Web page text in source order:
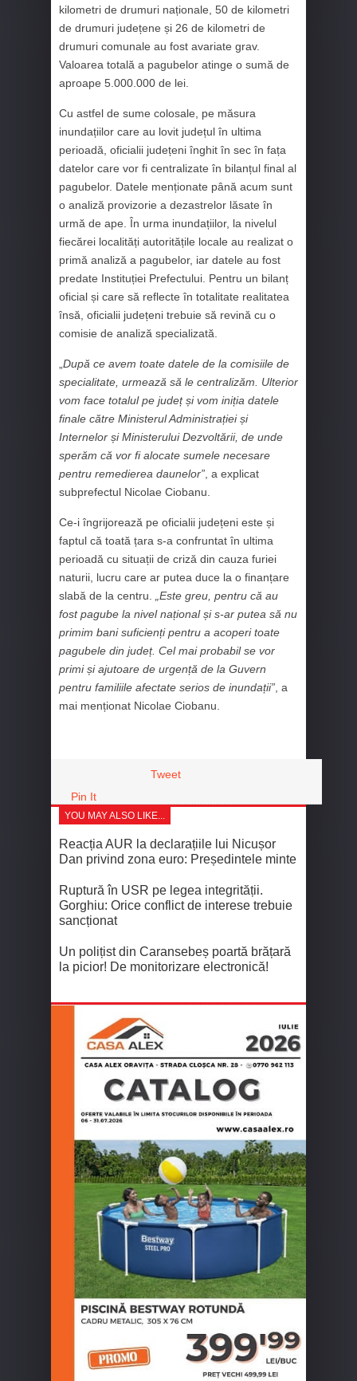
kilometri de drumuri naționale, 50 de kilometri
de drumuri județene și 26 de kilometri de
drumuri comunale au fost avariate grav.
Valoarea totală a pagubelor atinge o sumă de
aproape 5.000.000 de lei.
Cu astfel de sume colosale, pe măsura
inundațiilor care au lovit județul în ultima
perioadă, oficialii județeni înghit în sec în fața
datelor care vor fi centralizate în bilanțul final al
pagubelor. Datele menționate până acum sunt
o analiză provizorie a dezastrelor lăsate în
urmă de ape. În urma inundațiilor, la nivelul
fiecărei localități autoritățile locale au realizat o
primă analiză a pagubelor, iar datele au fost
predate Instituției Prefectului. Pentru un bilanț
oficial și care să reflecte în totalitate realitatea
însă, oficialii județeni trebuie să revină cu o
comisie de analiză specializată.
După ce avem toate datele de la comisiile de
specialitate, urmează să le centralizăm. Ulterior
vom face totalul pe județ și vom iniția datele
finale către Ministerul Administrației și
Internelor și Ministerului Dezvoltării, de unde
sperăm că vor fi alocate sumele necesare
pentru remedierea daunelor” , a explicat
subprefectul Nicolae Ciobanu.
Ce-i îngrijorează pe oficialii județeni este și
faptul că toată țara s-a confruntat în ultima
perioadă cu situații de criză din cauza furiei
naturii, lucru care ar putea duce la o finanțare
slabă de la centru.
„Este greu, pentru că au
fost pagube la nivel național și s-ar putea să nu
primim bani suficienți pentru a acoperi toate
pagubele din județ. Cel mai probabil se vor
primi și ajutoare de urgență de la Guvern
pentru familiile afectate serios de inundații” , a
mai menționat Nicolae Ciobanu.
Tweet
Pin It
YOU MAY ALSO LIKE...
Reacția AUR la declarațiile lui Nicușor
Dan privind zona euro: Președintele minte
Ruptură în USR pe legea integrității.
Gorghiu: Orice conflict de interese trebuie
sancționat
Un polițist din Caransebeș poartă brățară
la picior! De monitorizare electronică!